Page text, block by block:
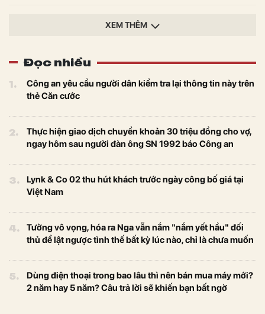
XEM THÊM
Đọc nhiều
1.
Công an yêu cầu người dân kiểm tra lại thông tin này trên
thẻ Căn cước
2.
Thực hiện giao dịch chuyển khoản 30 triệu đồng cho vợ,
ngay hôm sau người đàn ông SN 1992 báo Công an
3.
Lynk & Co 02 thu hút khách trước ngày công bố giá tại
Việt Nam
4.
Tưởng vô vọng, hóa ra Nga vẫn nắm "nắm yết hầu" đối
thủ để lật ngược tình thế bất kỳ lúc nào, chỉ là chưa muốn
5.
Dùng điện thoại trong bao lâu thì nên bán mua máy mới?
2 năm hay 5 năm? Câu trả lời sẽ khiến bạn bất ngờ